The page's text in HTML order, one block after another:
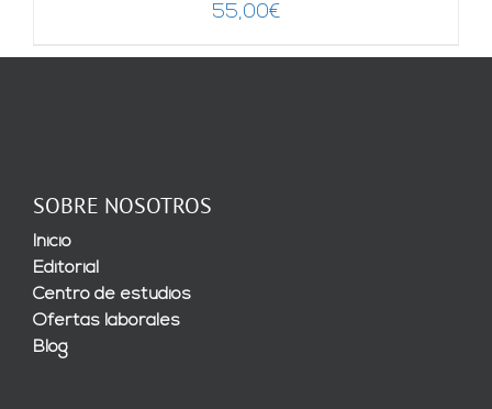
55,00€
SOBRE NOSOTROS
Inicio
Editorial
Centro de estudios
Ofertas laborales
Blog